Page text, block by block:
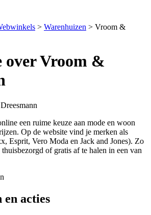
> Warenhuizen > Vroom &
Vroom &
een ruime keuze aan mode en woon
Op de website vind je merken als
Esprit, Vero Moda en Jack and Jones). Zo
of gratis af te halen in een van
acties